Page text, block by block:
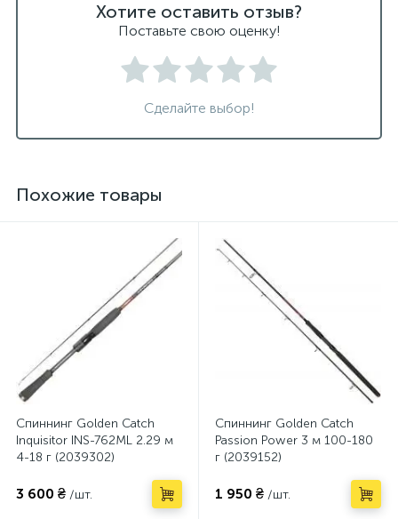
Хотите оставить отзыв?
Поставьте свою оценку!
Сделайте выбор!
Похожие товары
Спиннинг Golden Catch
Inquisitor INS-762ML 2.29 м
4-18 г (2039302)
3 600 ₴ /шт.
Спиннинг Golden Catch
Passion Power 3 м 100-180
г (2039152)
1 950 ₴ /шт.